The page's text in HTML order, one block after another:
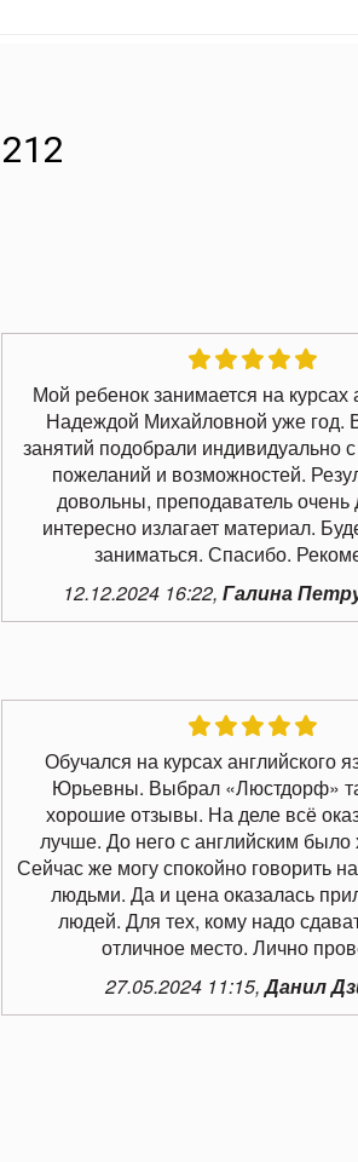
212
Мой ребенок занимается на курсах
Надеждой Михайловной уже год.
занятий подобрали индивидуально
пожеланий и возможностей.
довольны, преподаватель очень
интересно излагает материал.
заниматься. Спасибо.
12.12.2024 16:22, Галина
Обучался на курсах английского
Юрьевны. Выбрал «Люстдорф»
хорошие отзывы. На деле всё
лучше. До него с английским было
Сейчас же могу спокойно говорить
людьми. Да и цена оказалась
людей. Для тех, кому надо
отличное место. Лично
27.05.2024 11:15,Данил